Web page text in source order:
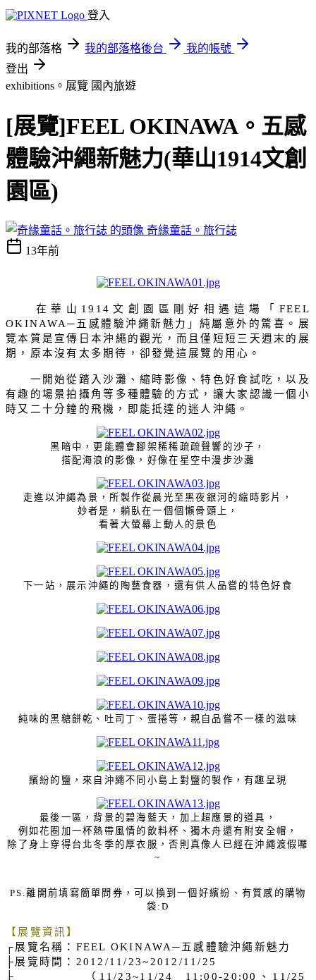
登入
我的部落格 我的部落格後台
我的帳號
登出
exhibitions。展覽 國內旅遊
[展覽]FEEL OKINAWA。五感
體驗沖繩新魅力(華山1914文創
園區)
奇緣童話。旅行誌
13年前
在華山 1914 文創園區剛好相遇這場「 FEEL
OKINAWA─五感體驗沖繩新魅力」純屬意外的驚喜。展
覽本質是宣傳日本沖繩的觀光，而且僅短短三天週末的展
期，原本沒有太多期待，卻發覺這展覽的用心。
一開始從踏入沙灘、縮時影像、特色好食試吃，以及
有趣的場景拍攝角等多種體驗的方式，讓大家認識一個小
時又二十分鐘的飛機，即能抵達的迷人沖繩。
黑暗中，更能體會腳架稀稀疏疏聲響的沙子，
搭配海浪的影像，好像在星空中漫步沙灘
走進以沖繩為景，所製作從晨光至黑夜銀河的縮時影片，
妙者是，躺臥在一個個懶骨頭上，
看著大螢幕上動人的景色
下一站，展示沖繩的陶藝食器，還有供人品嘗的特色好食
純味的黑糖餅乾、吐司丁、蛋捲等，親自品嘗不一樣的滋味
繽紛的鹽，來自沖繩不同小島上對鹽的製作，有趣呈現
最後一區，背景的碧海藍天，加上超應景的道具，
例如花圈加一杯熱帶風情的飲料杯、 獨木舟還有附安全帽，
除了身上穿得台北冬季的厚衣服，否則真像人已經在沖繩渡假囉
~
PS.離開前填寫簡單問券，可以換到一個好繽紛、有質感的購物
袋 :D
【展覽資訊】
┌展覽名稱： FEEL OKINAWA─五感體驗沖繩新魅力
├展覽時間：
2012/11/23~2012/11/25
├ （ 11/23~11/24 11:00-20:00 、
11/25